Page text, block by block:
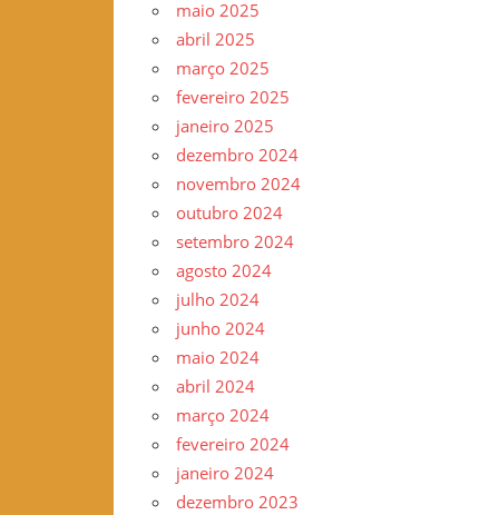
www.gilvander.org.br
www.freigilvander.blogspot.com.br
www.twitter.com/gilvanderluis
facebook:
Gilvander
Moreira
maio 2025
abril 2025
março 2025
fevereiro 2025
janeiro 2025
dezembro 2024
novembro 2024
outubro 2024
setembro 2024
agosto 2024
julho 2024
junho 2024
maio 2024
abril 2024
março 2024
fevereiro 2024
janeiro 2024
dezembro 2023